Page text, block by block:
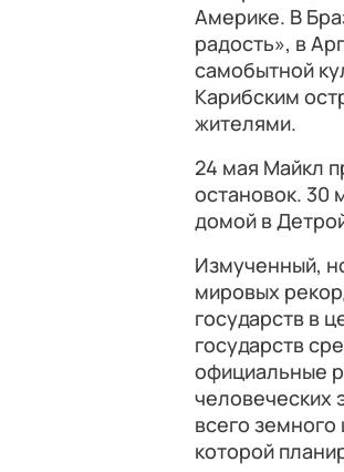
Америке. В
радость», в
самобытной
Карибским
жителями.
24 мая Майкл
остановок. 30
домой в
Измученный,
мировых
государств в
государств
официальные
человеческих
всего
которой